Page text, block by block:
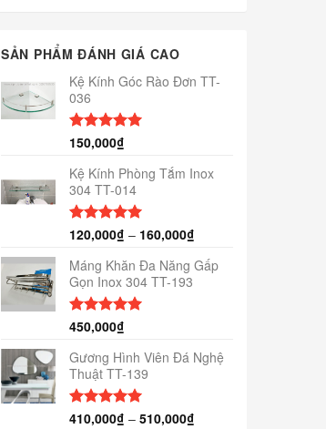
SẢN PHẨM ĐÁNH GIÁ CAO
Kệ Kính Góc Rào Đơn TT-
036
Được xếp
5 sao
150,000₫
Kệ Kính Phòng Tắm Inox
304 TT-014
Được xếp
5 sao
120,000₫ – 160,000₫
Máng Khăn Đa Năng Gấp
Gọn Inox 304 TT-193
Được xếp
5 sao
450,000₫
Gương Hình Viên Đá Nghệ
Thuật TT-139
Được xếp
410,000₫ – 510,000₫